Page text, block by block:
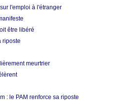
l'emploi à l'étranger
être libéré
riposte
meurtrier
: le PAM renforce sa riposte